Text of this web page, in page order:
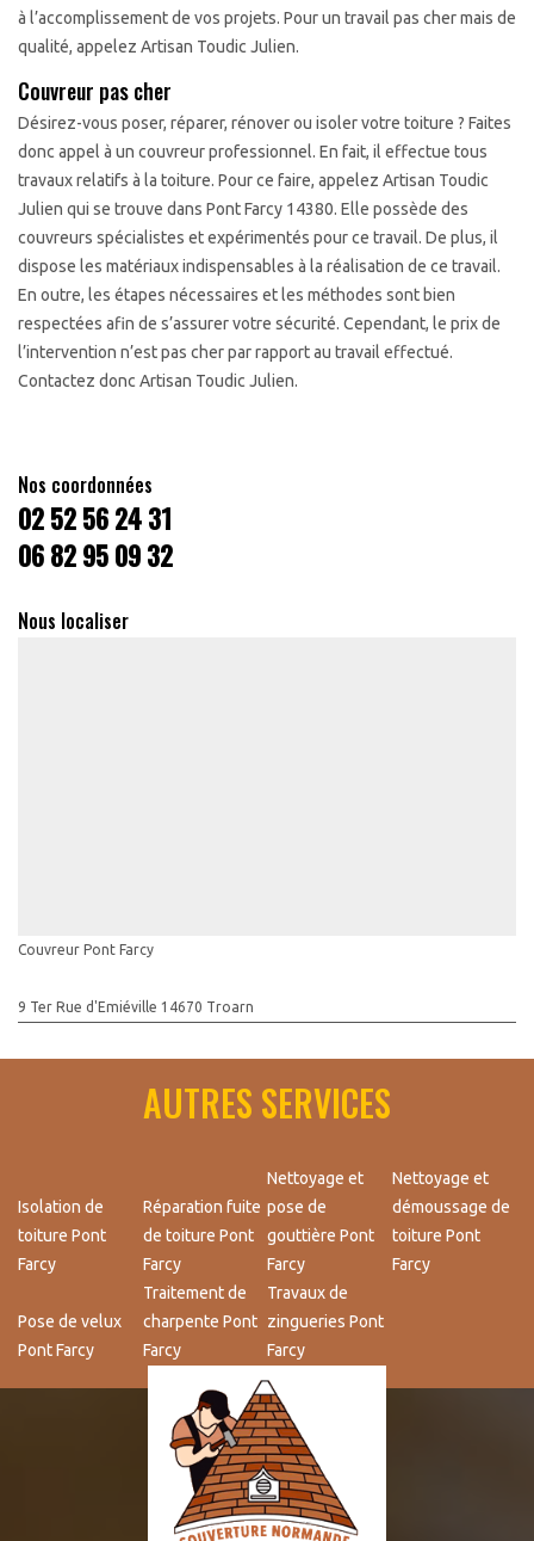
à l’accomplissement de vos projets. Pour un travail pas cher mais de
qualité, appelez Artisan Toudic Julien.
Couvreur pas cher
Désirez-vous poser, réparer, rénover ou isoler votre toiture ? Faites
donc appel à un couvreur professionnel. En fait, il effectue tous
travaux relatifs à la toiture. Pour ce faire, appelez Artisan Toudic
Julien qui se trouve dans Pont Farcy 14380. Elle possède des
couvreurs spécialistes et expérimentés pour ce travail. De plus, il
dispose les matériaux indispensables à la réalisation de ce travail.
En outre, les étapes nécessaires et les méthodes sont bien
respectées afin de s’assurer votre sécurité. Cependant, le prix de
l’intervention n’est pas cher par rapport au travail effectué.
Contactez donc Artisan Toudic Julien.
Nos coordonnées
02 52 56 24 31
06 82 95 09 32
Nous localiser
Couvreur Pont Farcy
9 Ter Rue d'Emiéville 14670 Troarn
AUTRES SERVICES
Isolation de
toiture Pont
Farcy
Réparation fuite
de toiture Pont
Farcy
Nettoyage et
pose de
gouttière Pont
Farcy
Nettoyage et
démoussage de
toiture Pont
Farcy
Pose de velux
Pont Farcy
Traitement de
charpente Pont
Farcy
Travaux de
zingueries Pont
Farcy